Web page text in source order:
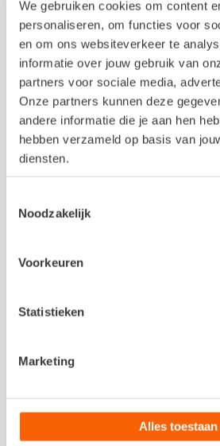
We gebruiken cookies om content
personaliseren, om functies voor
en om ons websiteverkeer te
informatie over jouw gebruik van
partners voor sociale media,
Onze partners kunnen deze
andere informatie die je aan hen
hebben verzameld op basis van
diensten.
Noodzakelijk
Voorkeuren
Statistieken
Marketing
Alles toestaan
werken met - de
In Snelstart 12 de
administratie van jouw
Meer informatie en
hier.
Training Online
Zijn jij en je klanten al
online samenwerken in
bijvoorbeeld meer weten
verschillende koppelingen
geautomatiseerde
toekomstbestendig te werk